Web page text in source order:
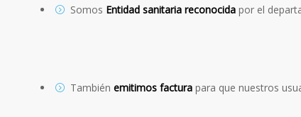
Somos Entidad sanitaria reconocida por el
También emitimos factura para que nuestros